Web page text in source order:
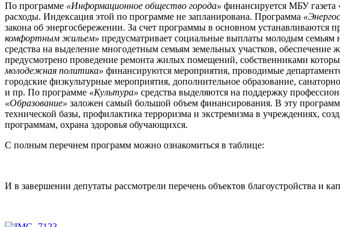
По программе «Информационное общество города» финансируется МБУ газета
расходы. Индексация этой по программе не запланирована. Программа
закона об энергосбережении. За счет программы в основном
комфортным жильем» предусматривает социальные выплаты молодым семьям
средства на выделение многодетным семьям земельных участков,
предусмотрено проведение ремонта жилых помещений, собственниками
молодежная политика» финансируются мероприятия, проводимые
городские физкультурные мероприятия, дополнительное образование,
и пр. По программе «Культура» средства выделяются на поддержку
«Образование» заложен самый большой объем финансирования. В эту
технической базы, профилактика терроризма и экстремизма в учреждениях,
программам, охрана здоровья обучающихся.
С полным перечнем программ можно ознакомиться в таблице:
И в завершении депутаты рассмотрели перечень объектов благоустройства и